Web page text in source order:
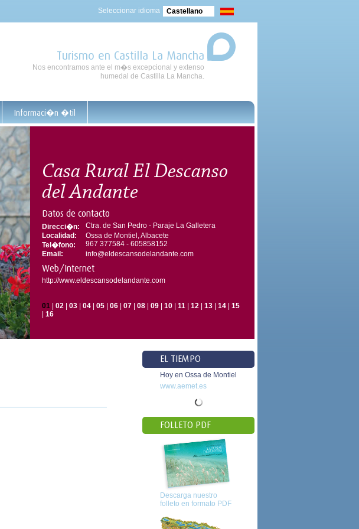
Seleccionar idioma Castellano
Turismo en Castilla La Mancha
Nos encontramos ante el m�s excepcional y extenso
humedal de Castilla La Mancha.
Informaci�n �til
01 02 03 04 05 06 07 08 09 10 11 12 13 14
15
16
Casa Rural El Descanso
del Andante
Datos de contacto
Direcci�n:
Ctra. de San Pedro - Paraje La Galletera
Localidad:
Ossa de Montiel, Albacete
Tel�fono:
967 377584 - 605858152
Email:
info@eldescansodelandante.com
Web/Internet
http://www.eldescansodelandante.com
EL TIEMPO
Hoy en Ossa de Montiel
www.aemet.es
FOLLETO PDF
Descarga nuestro
folleto en formato PDF